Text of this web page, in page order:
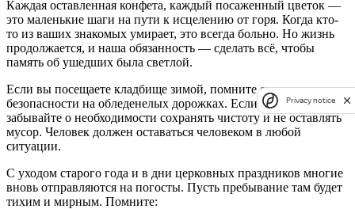
Каждая оставленная конфета, каждый посаженный цветок —
это маленькие шаги на пути к исцелению от горя. Когда кто-
то из ваших знакомых умирает, это всегда больно. Но жизнь
продолжается, и наша обязанность — сделать всё, чтобы
память об ушедших была светлой.
Если вы посещаете кладбище зимой, помните о правилах
безопасности на обледенелых дорожках. Если летом — не
забывайте о необходимости сохранять чистоту и не оставлять
мусор. Человек должен оставаться человеком в любой
ситуации.
С уходом старого года и в дни церковных праздников многие
вновь отправляются на погосты. Пусть пребывание там будет
тихим и мирным. Помните:
Privacy notice